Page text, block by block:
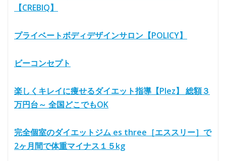
【CREBIQ】
プライベートボディデザインサロン【POLICY】
ビーコンセプト
楽しくキレイに痩せるダイエット指導【Plez】 総額３
万円台～ 全国どこでもOK
完全個室のダイエットジム es three［エススリー］で
2ヶ月間で体重マイナス１５kg